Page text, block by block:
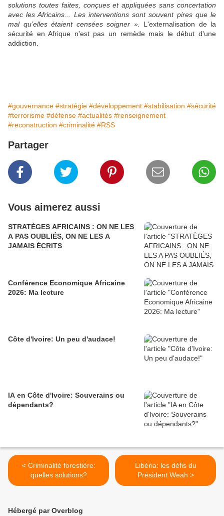
solutions toutes faites, conçues et appliquées sans concertation
avec les Africains... Les interventions sont souvent pires que le
mal qu’elles étaient censées soigner ». L'externalisation de la
sécurité en Afrique n'est pas un remède mais le début d'une
addiction.
#gouvernance #stratégie #développement #stabilisation #sécurité
#terrorisme #défense #actualités #renseignement
#reconstruction #criminalité #RSS
Partager
Vous aimerez aussi
STRATÈGES AFRICAINS : ON NE LES
A PAS OUBLIÉS, ON NE LES A
JAMAIS ÉCRITS
Conférence Economique Africaine
2026: Ma lecture
Côte d'Ivoire: Un peu d'audace!
IA en Côte d'Ivoire: Souverains ou
dépendants?
< Criminalité forestière:
quelles solutions?
Libéria: les défis du
Président Weah >
Hébergé par Overblog